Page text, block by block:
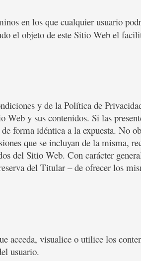
en los que cualquier usuario
el objeto de este Sitio Web el
y de la Política de
y sus contenidos. Si las
forma idéntica a la expuesta. No
que se incluyan de la misma,
del Sitio Web. Con carácter
del Titular – de ofrecer los
acceda, visualice o utilice los
usuario.